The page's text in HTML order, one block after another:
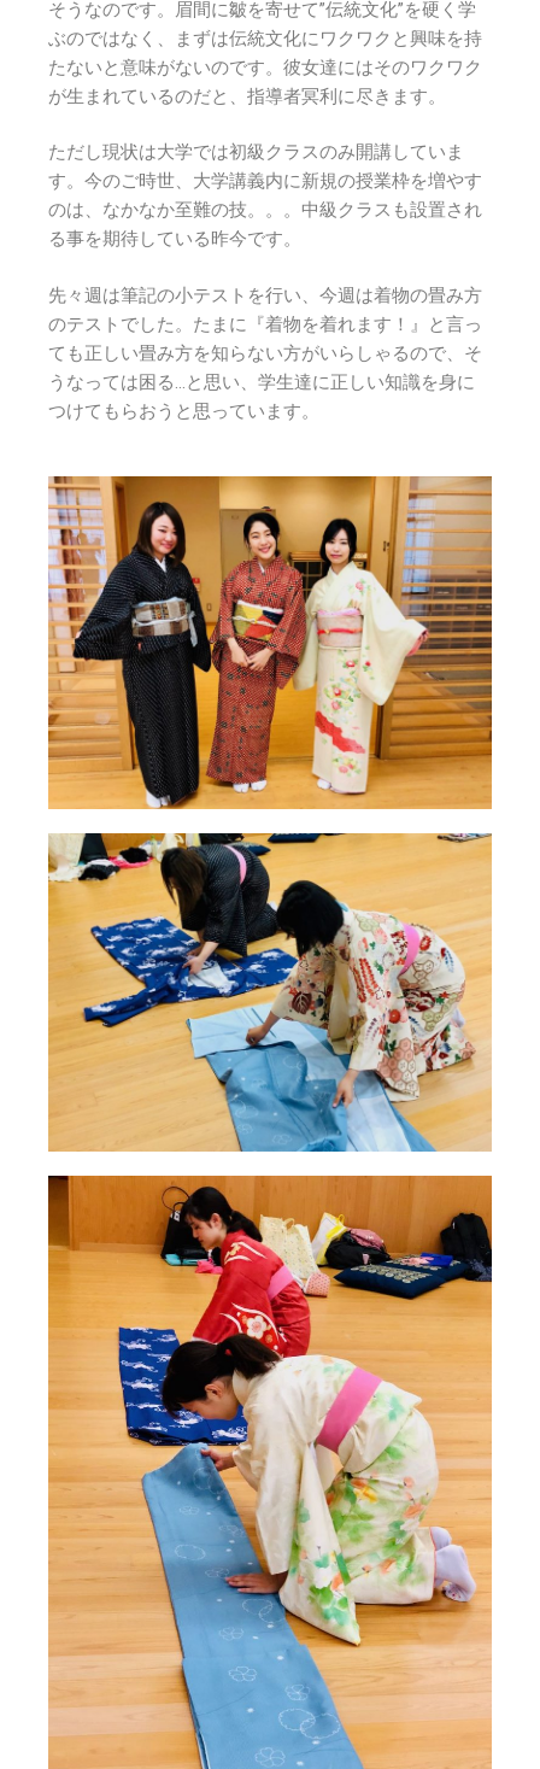
そうなのです。眉間に皺を寄せて”伝統文化”を硬く学
ぶのではなく、まずは伝統文化にワクワクと興味を持
たないと意味がないのです。彼女達にはそのワクワク
が生まれているのだと、指導者冥利に尽きます。
ただし現状は大学では初級クラスのみ開講していま
す。今のご時世、大学講義内に新規の授業枠を増やす
のは、なかなか至難の技。。。中級クラスも設置され
る事を期待している昨今です。
先々週は筆記の小テストを行い、今週は着物の畳み方
のテストでした。たまに『着物を着れます！』と言っ
ても正しい畳み方を知らない方がいらしゃるので、そ
うなっては困る…と思い、学生達に正しい知識を身に
つけてもらおうと思っています。